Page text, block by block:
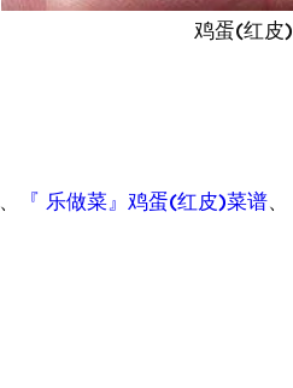
鸡蛋(红皮)
、 『 乐做菜』鸡蛋(红皮)菜谱、